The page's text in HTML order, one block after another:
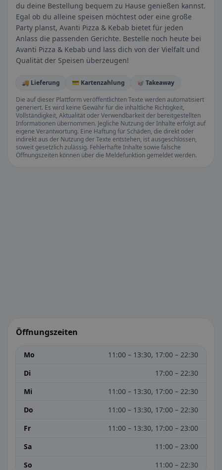
du deine Bestellung bequem zu Hause genießen kannst.
Egal ob du alleine speisen möchtest oder eine große
Party planst, Avanti Pizza & Kebab bietet für jeden
Anlass die passenden Gerichte. Bestelle noch heute bei
Avanti Pizza & Kebab und lass dich von der Vielfalt und
Qualität der Speisen überzeugen!
🚚 Lieferung 💳 Kartenzahlung
🥡 Takeaway
Die auf dieser Plattform veröffentlichten Texte werden automatisiert
generiert. Es wird keine Gewähr für die inhaltliche Richtigkeit,
Vollständigkeit, Aktualität oder Verwendbarkeit der bereitgestellten
Informationen übernommen. Jegliche Nutzung der Inhalte erfolgt auf
eigene Verantwortung. Eine Haftung für Schäden, die direkt oder
indirekt aus der Nutzung der Texte entstehen, ist ausgeschlossen,
soweit gesetzlich zulässig. Fehlerhafte Inhalte sowie falsche
Öffnungszeiten können über die Meldefunktion gemeldet werden.
Öffnungszeiten
Mo
11:00 – 13:30, 17:00 – 22:30
Di
17:00 – 22:30
Mi
11:00 – 13:30, 17:00 – 22:30
Do
11:00 – 13:30, 17:00 – 22:30
Fr
11:00 – 13:30, 17:00 – 23:00
Sa
11:00 – 23:00
So
11:00 – 22:30